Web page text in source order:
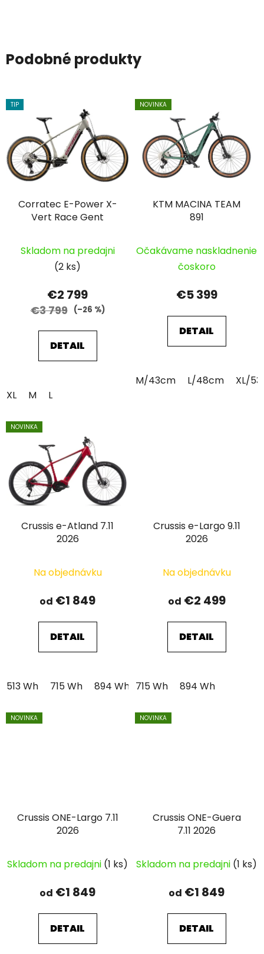
Podobné produkty
TIP
Corratec E-Power X-
Vert Race Gent
Skladom na predajni
(2 ks)
€2 799
€3 799 (–26 %)
DETAIL
XL M L
NOVINKA
KTM MACINA TEAM
891
Očakávame naskladnenie
čoskoro
€5 399
DETAIL
M/43cm L/48cm XL/
NOVINKA
Crussis e-Atland 7.11
2026
Na objednávku
od €1 849
DETAIL
513 Wh 715 Wh 894 Wh
Crussis e-Largo 9.11
2026
Na objednávku
od €2 499
DETAIL
715 Wh 894 Wh
NOVINKA
Crussis ONE-Largo 7.11
2026
Skladom na predajni (1 ks)
od €1 849
DETAIL
NOVINKA
Crussis ONE-Guera
7.11 2026
Skladom na predajni (1 ks)
od €1 849
DETAIL